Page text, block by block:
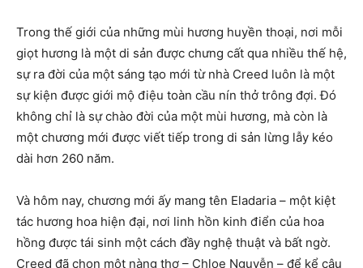
Trong thế giới của những mùi hương huyền thoại, nơi mỗi
giọt hương là một di sản được chưng cất qua nhiều thế hệ,
sự ra đời của một sáng tạo mới từ nhà Creed luôn là một
sự kiện được giới mộ điệu toàn cầu nín thở trông đợi. Đó
không chỉ là sự chào đời của một mùi hương, mà còn là
một chương mới được viết tiếp trong di sản lừng lẫy kéo
dài hơn 260 năm.
Và hôm nay, chương mới ấy mang tên Eladaria – một kiệt
tác hương hoa hiện đại, nơi linh hồn kinh điển của hoa
hồng được tái sinh một cách đầy nghệ thuật và bất ngờ.
Creed đã chọn một nàng thơ – Chloe Nguyễn – để kể câu